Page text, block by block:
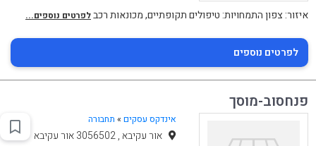
איזור: צפון התמחויות: טיפולים תקופתיים, מכונאות רכבלפרטים נוספים...
לפרטים נוספים
פנחסוב-מוסך
אינדקס עסקים » תחבורה
אור עקיבא , 3056502 אור עקיבא